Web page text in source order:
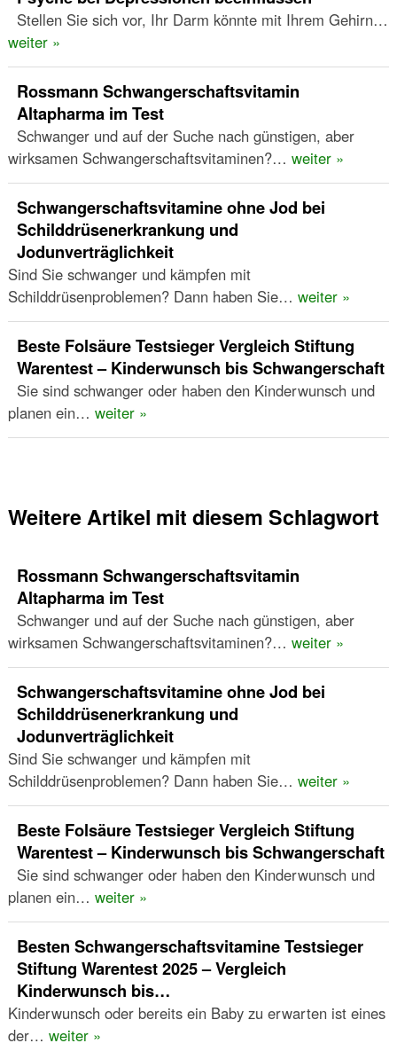
Stellen Sie sich vor, Ihr Darm könnte mit Ihrem Gehirn…
weiter »
Rossmann Schwangerschaftsvitamin
Altapharma im Test
Schwanger und auf der Suche nach günstigen, aber
wirksamen Schwangerschaftsvitaminen?… weiter »
Schwangerschaftsvitamine ohne Jod bei
Schilddrüsenerkrankung und
Jodunverträglichkeit
Sind Sie schwanger und kämpfen mit
Schilddrüsenproblemen? Dann haben Sie… weiter »
Beste Folsäure Testsieger Vergleich Stiftung
Warentest – Kinderwunsch bis Schwangerschaft
Sie sind schwanger oder haben den Kinderwunsch und
planen ein… weiter »
Weitere Artikel mit diesem Schlagwort
Rossmann Schwangerschaftsvitamin
Altapharma im Test
Schwanger und auf der Suche nach günstigen, aber
wirksamen Schwangerschaftsvitaminen?… weiter »
Schwangerschaftsvitamine ohne Jod bei
Schilddrüsenerkrankung und
Jodunverträglichkeit
Sind Sie schwanger und kämpfen mit
Schilddrüsenproblemen? Dann haben Sie… weiter »
Beste Folsäure Testsieger Vergleich Stiftung
Warentest – Kinderwunsch bis Schwangerschaft
Sie sind schwanger oder haben den Kinderwunsch und
planen ein… weiter »
Besten Schwangerschaftsvitamine Testsieger
Stiftung Warentest 2025 – Vergleich
Kinderwunsch bis…
Kinderwunsch oder bereits ein Baby zu erwarten ist eines
der… weiter »